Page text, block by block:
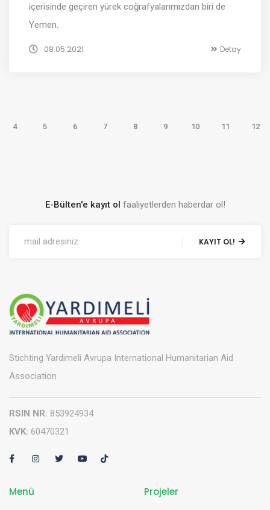
içerisinde geçiren yürek coğrafyalarımızdan biri de
Yemen.
08.05.2021 Detay
4 5 6 7 8 9 10 11 12
E-Bülten'e kayıt ol faaliyetlerden haberdar ol!
KAYIT OL!
Stichting Yardimeli Avrupa International Humanitarian Aid
Association
RSIN NR: 853924934
KVK: 60470321
Menü Projeler